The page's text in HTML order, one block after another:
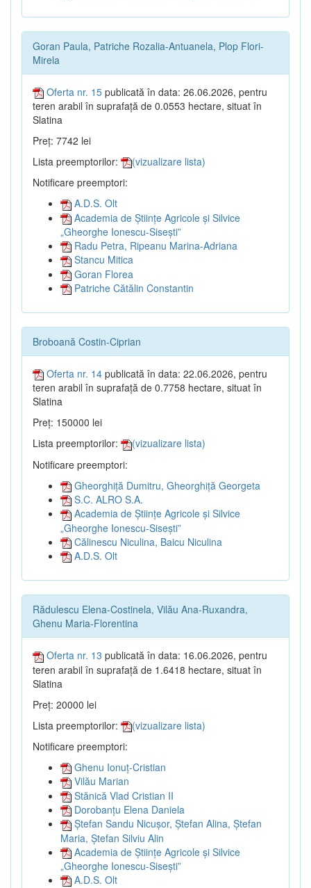
Goran Paula, Patriche Rozalia-Antuanela, Plop Flori-
Mirela
Oferta nr. 15 publicată în data: 26.06.2026, pentru
teren arabil în suprafață de 0.0553 hectare, situat în
Slatina
Preț: 7742 lei
Lista preemptorilor:
(vizualizare lista)
Notificare preemptori:
A.D.S. Olt
Academia de Științe Agricole și Silvice
„Gheorghe Ionescu-Sisești”
Radu Petra, Ripeanu Marina-Adriana
Stancu Mitica
Goran Florea
Patriche Cătălin Constantin
Broboană Costin-Ciprian
Oferta nr. 14 publicată în data: 22.06.2026, pentru
teren arabil în suprafață de 0.7758 hectare, situat în
Slatina
Preț: 150000 lei
Lista preemptorilor:
(vizualizare lista)
Notificare preemptori:
Gheorghiță Dumitru, Gheorghiță Georgeta
S.C. ALRO S.A.
Academia de Științe Agricole și Silvice
„Gheorghe Ionescu-Sisești”
Călinescu Niculina, Baicu Niculina
A.D.S. Olt
Rădulescu Elena-Costinela, Vilău Ana-Ruxandra,
Ghenu Maria-Florentina
Oferta nr. 13 publicată în data: 16.06.2026, pentru
teren arabil în suprafață de 1.6418 hectare, situat în
Slatina
Preț: 20000 lei
Lista preemptorilor:
(vizualizare lista)
Notificare preemptori:
Ghenu Ionuț-Cristian
Vilău Marian
Stănică Vlad Cristian II
Dorobanțu Elena Daniela
Ștefan Sandu Nicușor, Ștefan Alina, Ștefan
Maria, Ștefan Silviu Alin
Academia de Științe Agricole și Silvice
„Gheorghe Ionescu-Sisești”
A.D.S. Olt